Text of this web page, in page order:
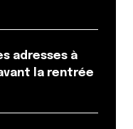
adresses à
la rentrée